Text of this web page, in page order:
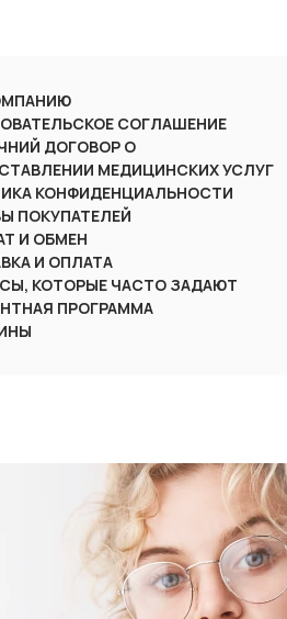
СОГЛАШЕНИЕ
ДОГОВОР О
МЕДИЦИНСКИХ УСЛУГ
КОНФИДЕНЦИАЛЬНОСТИ
ПОКУПАТЕЛЕЙ
И ОБМЕН
И ОПЛАТА
КОТОРЫЕ ЧАСТО ЗАДАЮТ
ПРОГРАММА